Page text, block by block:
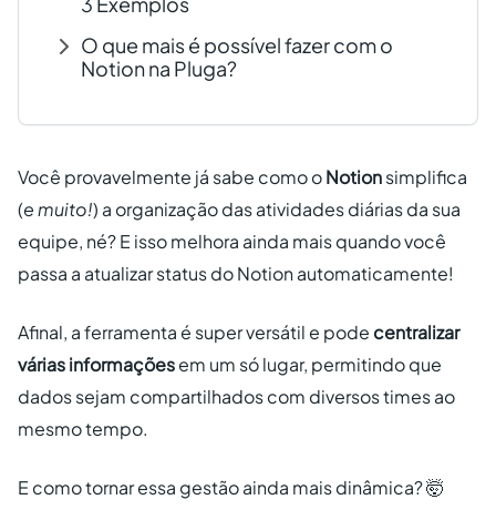
O que mais é possível fazer com o
Notion na Pluga?
Você provavelmente já sabe como oNotionsimplifica
(e muito!) a organização das atividades diárias da sua
equipe, né? E isso melhora ainda mais quando você
passa a atualizar status do Notion automaticamente!
Afinal, a ferramenta é super versátil e pode centralizar
várias informaçõesem um só lugar, permitindo que
dados sejam compartilhados com diversos times ao
mesmo tempo.
E como tornar essa gestão ainda mais dinâmica? 🤯